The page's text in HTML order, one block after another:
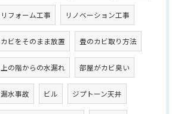
リフォーム工事 リノベーション工事
カビをそのまま放置 畳のカビ取り方法
上の階からの水漏れ 部屋がカビ臭い
漏水事故 ビル ジプトーン天井